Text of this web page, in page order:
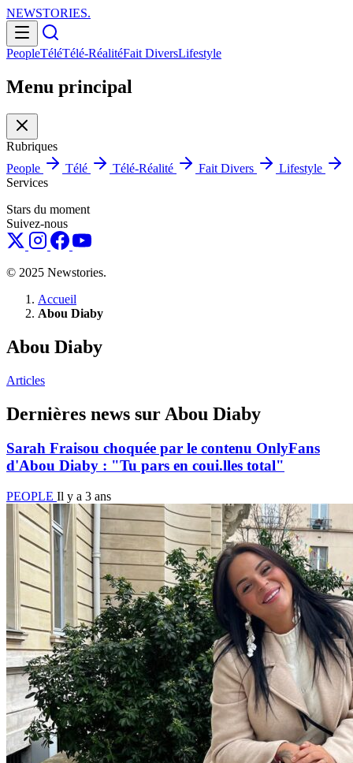
NEWSTORIES.
PeopleTéléTélé-RéalitéFait DiversLifestyle
Menu principal
Rubriques
People
Télé Télé-Réalité Fait Divers
Lifestyle
Services
Stars du moment
Suivez-nous
© 2025 Newstories.
Accueil
Abou Diaby
Abou Diaby
Articles
Dernières news sur Abou Diaby
Sarah Fraisou choquée par le contenu OnlyFans
d'Abou Diaby : "Tu pars en coui.lles total"
PEOPLE Il y a 3 ans